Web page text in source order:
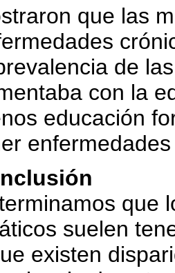
que las
de
con la
educación
que
suelen
existen